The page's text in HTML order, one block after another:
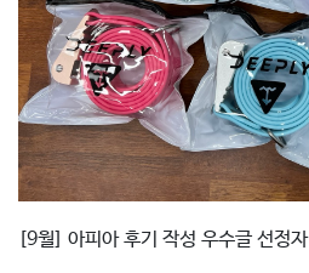
[9월] 아피아 후기 작성 우수글 선정자